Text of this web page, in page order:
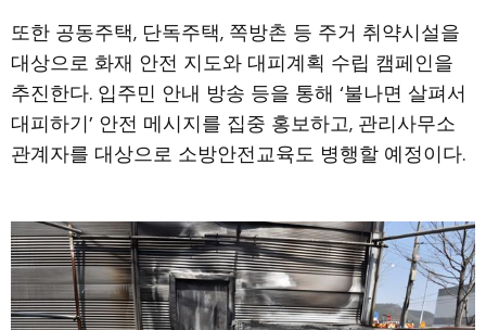
또한 공동주택, 단독주택, 쪽방촌 등 주거 취약시설을
대상으로 화재 안전 지도와 대피계획 수립 캠페인을
추진한다. 입주민 안내 방송 등을 통해 ‘불나면 살펴서
대피하기’ 안전 메시지를 집중 홍보하고, 관리사무소
관계자를 대상으로 소방안전교육도 병행할 예정이다.